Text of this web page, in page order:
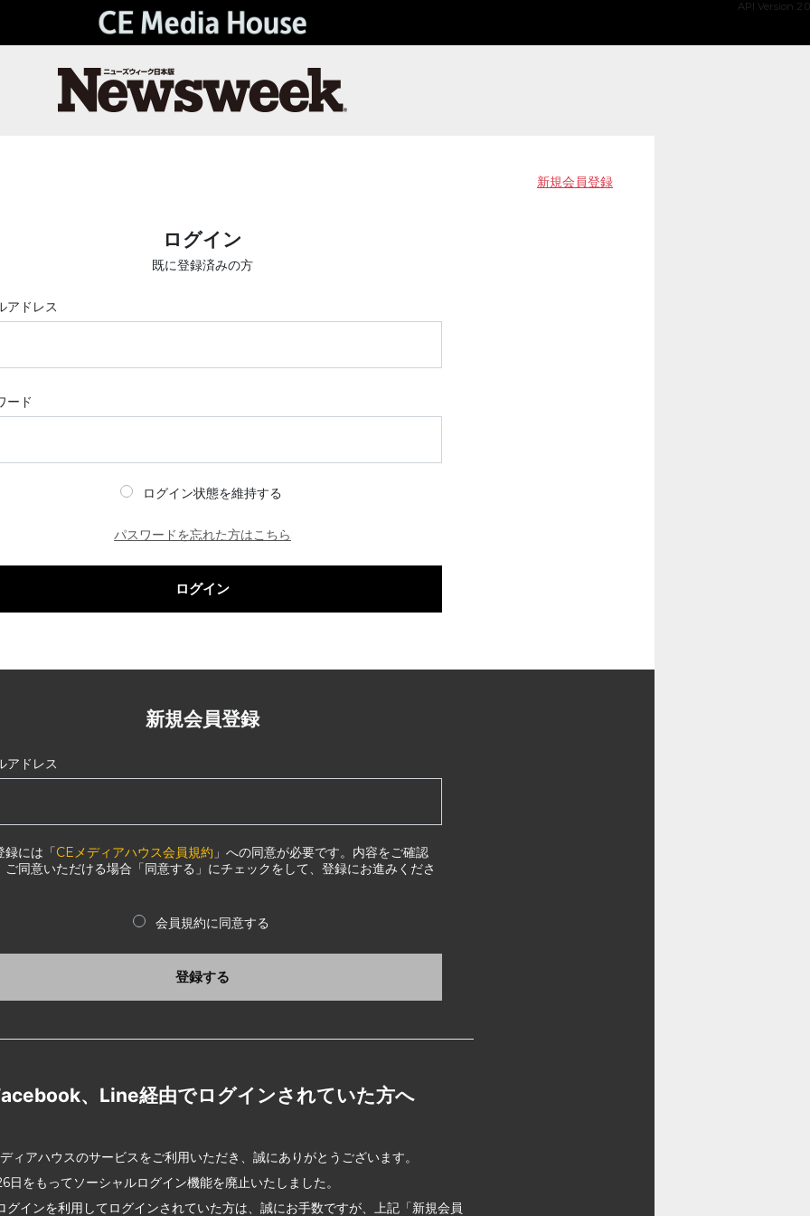
API Version 2.0
新規会員登録
ログイン
既に登録済みの方
アドレス
ード
ログイン状態を維持する
パスワードを忘れた方はこちら
ログイン
新規会員登録
アドレス
録には「CEメディアハウス会員規約 」への同意が必要です。内容をご確認
ご同意いただける場合「同意する」にチェックをして、登録にお進みくださ
会員規約に同意する
登録する
、Line経由でログインされていた方へ
ィアハウスのサービスをご利用いただき、誠にありがとうございます。
日をもってソーシャルログイン機能を廃止いたしました。
グインを利用してログインされていた方は、誠にお手数ですが、上記「新規会員